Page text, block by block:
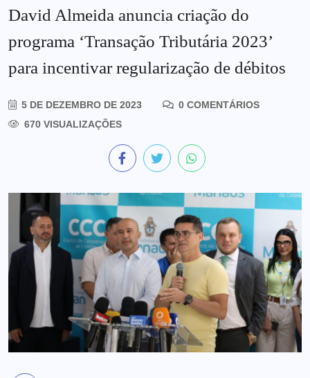
David Almeida anuncia criação do
programa ‘Transação Tributária 2023’
para incentivar regularização de débitos
5 DE DEZEMBRO DE 2023
0 COMENTÁRIOS
670 VISUALIZAÇÕES